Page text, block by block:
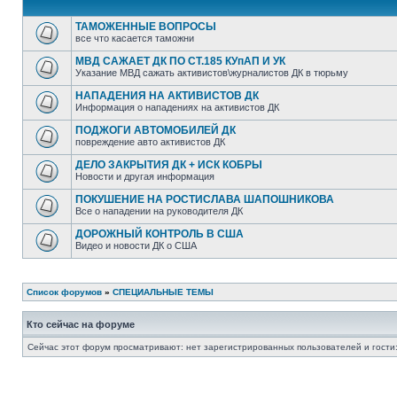
ТАМОЖЕННЫЕ ВОПРОСЫ
все что касается таможни
МВД САЖАЕТ ДК ПО СТ.185 КУпАП И УК
Указание МВД сажать активистов\журналистов ДК в тюрьму
НАПАДЕНИЯ НА АКТИВИСТОВ ДК
Информация о нападениях на активистов ДК
ПОДЖОГИ АВТОМОБИЛЕЙ ДК
повреждение авто активистов ДК
ДЕЛО ЗАКРЫТИЯ ДК + ИСК КОБРЫ
Новости и другая информация
ПОКУШЕНИЕ НА РОСТИСЛАВА ШАПОШНИКОВА
Все о нападении на руководителя ДК
ДОРОЖНЫЙ КОНТРОЛЬ В США
Видео и новости ДК о США
Список форумов » СПЕЦИАЛЬНЫЕ ТЕМЫ
Кто сейчас на форуме
Сейчас этот форум просматривают: нет зарегистрированных пользователей и